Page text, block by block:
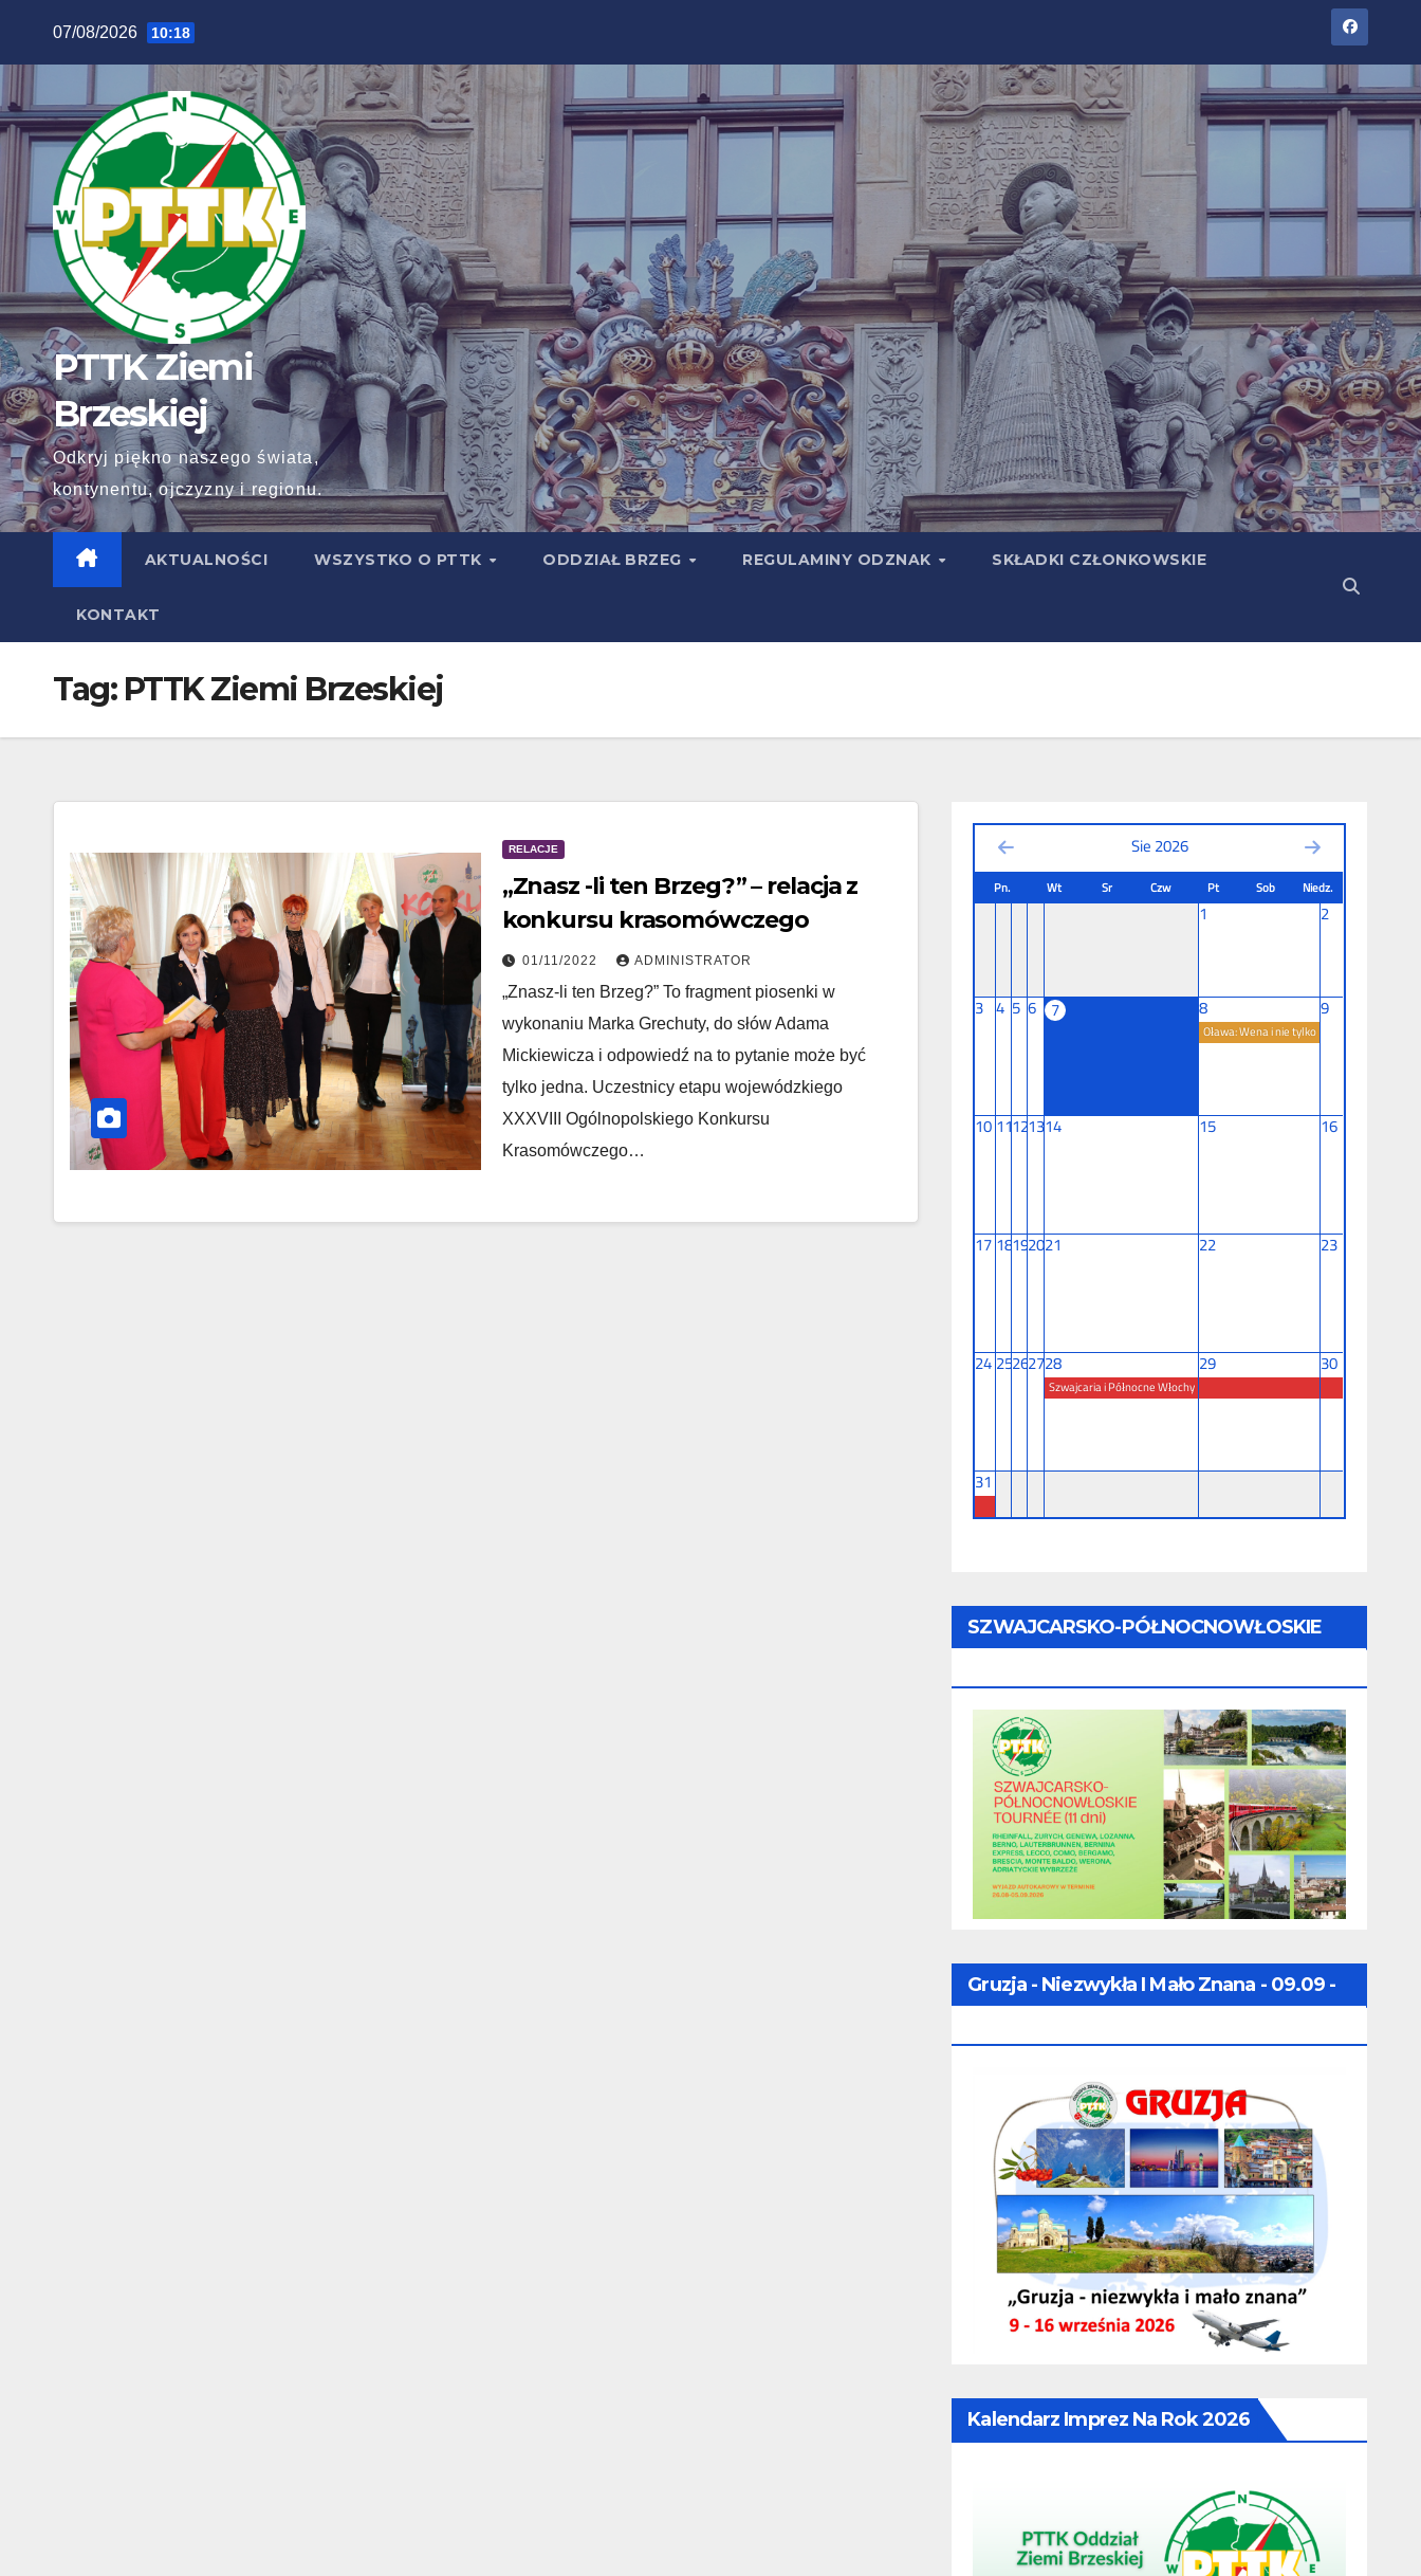
07/08/2026 10:18
PTTK Ziemi
Brzeskiej
Odkryj piękno naszego świata,
kontynentu, ojczyzny i regionu.
AKTUALNOŚCI WSZYSTKO O PTTK ODDZIAŁ BRZEG REGULAMINY ODZNAK SKŁADKI CZŁONKOWSKIE
KONTAKT
Tag: PTTK Ziemi Brzeskiej
RELACJE
„Znasz -li ten Brzeg?” – relacja z
konkursu krasomówczego
01/11/2022 ADMINISTRATOR
„Znasz-li ten Brzeg?” To fragment piosenki w
wykonaniu Marka Grechuty, do słów Adama
Mickiewicza i odpowiedź na to pytanie może być
tylko jedna. Uczestnicy etapu wojewódzkiego
XXXVIII Ogólnopolskiego Konkursu
Krasomówczego…
Sie 2026
Pn. Wt Sr Czw Pt Sob Niedz.
1 2
3 4 5 6 7 8
Oława: Wena i nie tylko
9
1011121314 15 16
1718192021 22 23
2425262728
Szwajcaria i Północne Włochy
29 30
31
SZWAJCARSKO-PÓŁNOCNOWŁOSKIE
Gruzja - Niezwykła I Mało Znana - 09.09 -
Kalendarz Imprez Na Rok 2026